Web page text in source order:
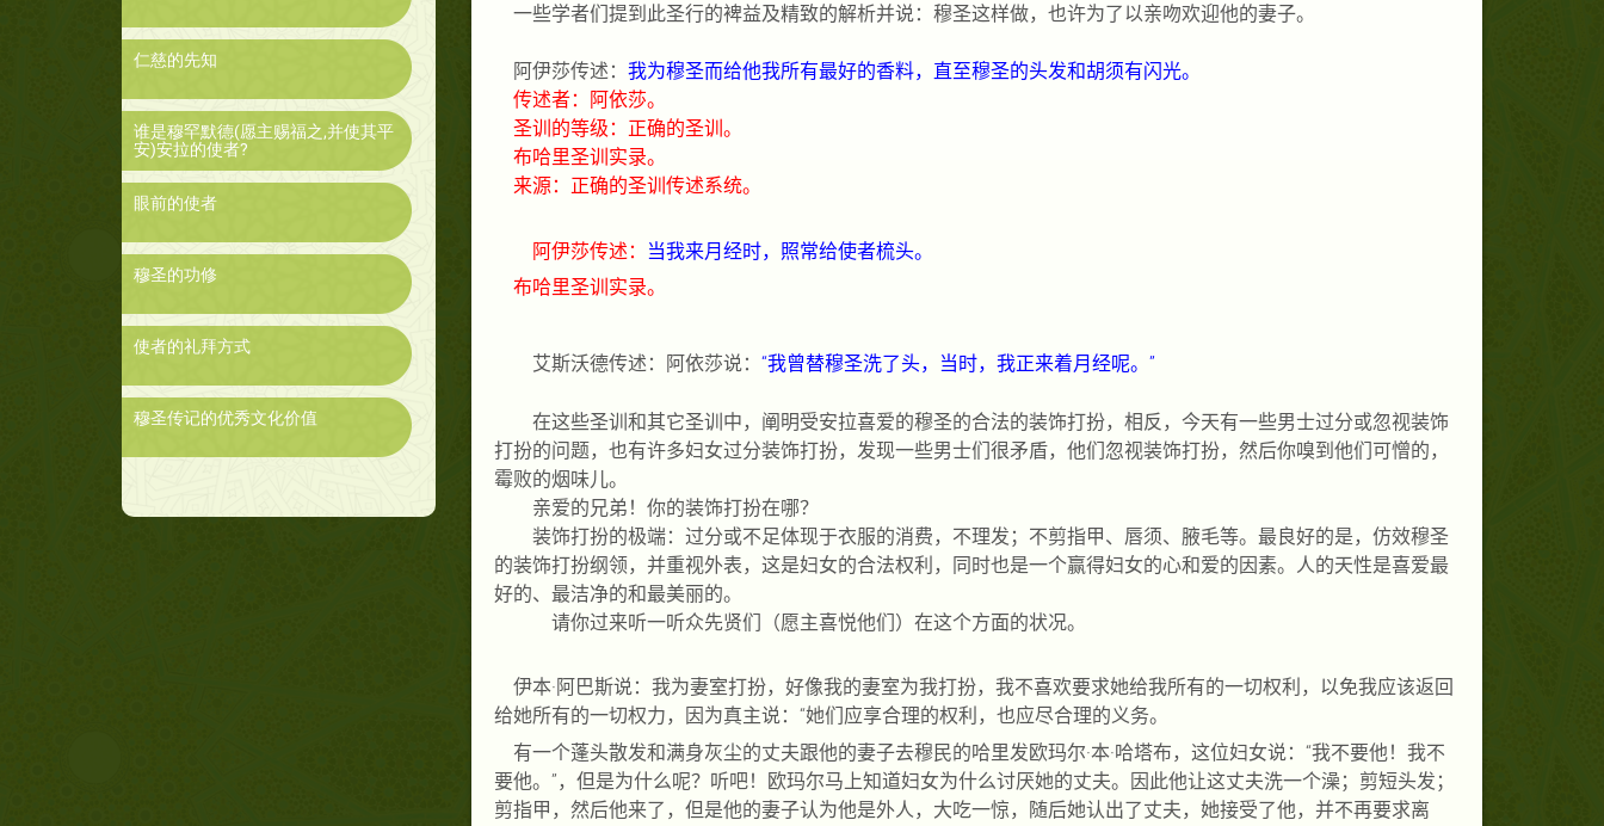
仁慈的先知
谁是穆罕默德(愿主赐福之,并使其平
安)安拉的使者?
眼前的使者
穆圣的功修
使者的礼拜方式
穆圣传记的优秀文化价值
一些学者们提到此圣行的裨益及精致的解析并说：穆圣这样做，也许为了以亲吻欢迎他的妻子。
阿伊莎传述： 我为穆圣而给他我所有最好的香料，直至穆圣的头发和胡须有闪光。
传述者：阿依莎。
圣训的等级：正确的圣训。
布哈里圣训实录。
来源：正确的圣训传述系统。
阿伊莎传述：
当我来月经时，照常给使者梳头。
布哈里圣训实录。
艾斯沃德传述：阿依莎说： “我曾替穆圣洗了头，当时，我正来着月经呢。”
在这些圣训和其它圣训中，阐明受安拉喜爱的穆圣的合法的装饰打扮，相反，今天有一些男士过分或忽视装饰
打扮的问题，也有许多妇女过分装饰打扮，发现一些男士们很矛盾，他们忽视装饰打扮， 然后你嗅到他们可憎的，
霉败的烟味儿。
亲爱的兄弟！你的装饰打扮在哪？
装饰打扮的极端：过分或不足体现于衣服的消费，不理发；不剪指甲、唇须、腋毛等。最良好的是，仿效穆圣
的装饰打扮纲领，并重视外表，这是妇女的合法权利，同时也是一个赢得妇女的心和爱的因素。人的天性是喜爱最
好的、最洁净的和最美丽的。
请你过来听一听众先贤们（愿主喜悦他们）在这个方面的状况。
伊本·阿巴斯说：我为妻室打扮，好像我的妻室为我打扮，我不喜欢要求她给我所有的一切权利，以免我应该返回
给她所有的一切权力，因为真主说：“她们应享合理的权利，也应尽合理的义务。
有一个蓬头散发和满身灰尘的丈夫跟他的妻子去穆民的哈里发欧玛尔·本·哈塔布，这位妇女说：“我不要他！我不
要他。”，但是为什么呢？听吧！欧玛尔马上知道妇女为什么讨厌她的丈夫。因此他让这丈夫洗一个澡； 剪短头发；
剪指甲 ，然后他来了，但是他的妻子认为他是外人，大吃一惊，随后她认出了丈夫，她接受了他，并不再要求离